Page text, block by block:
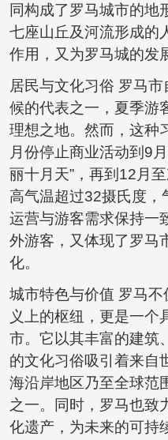
同构成了罗马城市的地
七座山丘及河流形成的
作用，又为罗马城的发
居民与文化习俗 罗马
候的代表之一，夏季游
理想之地。然而，这种
月份停止商业活动到9
丽十月天”，再到12月
高气温超过32摄氏度，
运营与游客需求保持一
外游客，又体现了罗马
化。
城市特色与价值 罗马
义上的枢纽，更是一个
市。它以其丰富的建筑
的文化习俗吸引着来自
海沿岸地区乃至全球范
之一。同时，罗马也致
化遗产，为未来的可持